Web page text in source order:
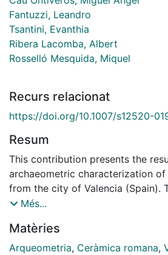
Fantuzzi, Leandro
Tsantini, Evanthia
Ribera Lacomba, Albert
Rosselló Mesquida, Miquel
Recurs relacionat
https://doi.org/10.1007/s12520-
Resum
This contribution presents the
archaeometric characterization
from the city of Valencia (Spain).
samples, including common
ray fluorescence for the chemical
diffraction for the mineralogical
Més...
Matèries
Arqueometria, Ceràmica romana,